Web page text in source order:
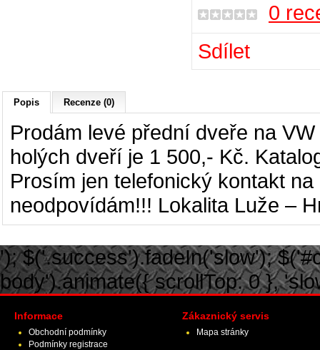
0
Sdílet
Popis Recenze (0)
Prodám levé přední dveře na
holých dveří je 1 500,- Kč.
Prosím jen telefonický kontakt
neodpovídám!!! Lokalita Luže –
'); $('.success').fadeIn('slow');
body').animate({ scrollTop: 0 },
Informace
Obchodní podmínky
Podmínky registrace
Zákaznický servis
Mapa stránky